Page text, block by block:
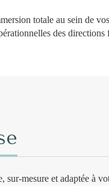
totale au sein de
des directions
sur-mesure et adaptée à